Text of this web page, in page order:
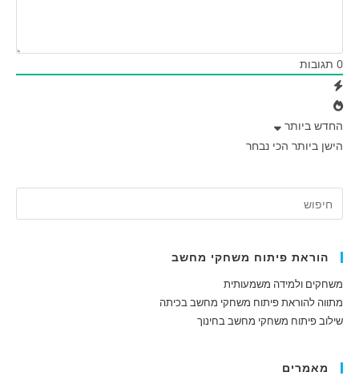
0 תגובות
החדש ביותר
הישן ביותר הכי נבחר
הוראת פיתוח משחקי מחשב
משחקים ולמידה משמעותית
מתווה להוראת פיתוח משחקי מחשב בכיתה
שילוב פיתוח משחקי מחשב בחינוך
מאמרים